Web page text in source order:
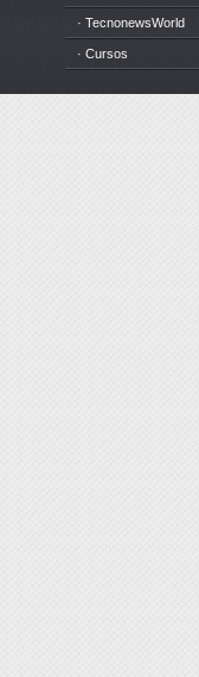
· TecnonewsWorld
· Cursos